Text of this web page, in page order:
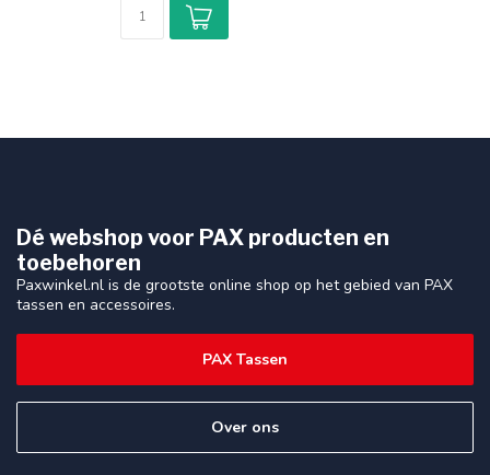
Dé webshop voor PAX producten en
toebehoren
Paxwinkel.nl is de grootste online shop op het gebied van PAX
tassen en accessoires.
PAX Tassen
Over ons